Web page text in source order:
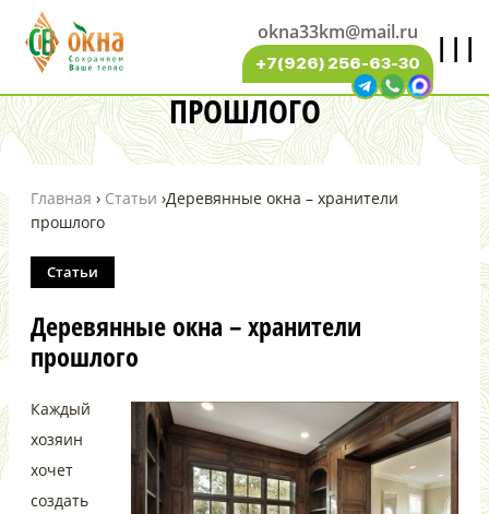
|||
okna33km@mail.ru
+7(926) 256-63-30
ДЕРЕВЯННЫЕ ОКНА – ХРАНИТЕЛИ
ПРОШЛОГО
Главная › Статьи ›Деревянные окна – хранители
прошлого
Статьи
Деревянные окна – хранители
прошлого
Каждый
хозяин
хочет
создать